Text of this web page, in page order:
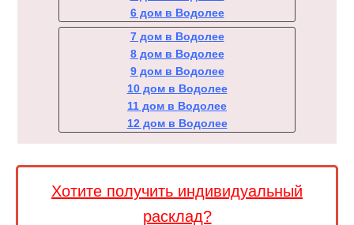
6 дом в Водолее
7 дом в Водолее
8 дом в Водолее
9 дом в Водолее
10 дом в Водолее
11 дом в Водолее
12 дом в Водолее
Хотите получить индивидуальный
расклад?